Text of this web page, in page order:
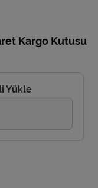
Kargo Kutusu
Yükle